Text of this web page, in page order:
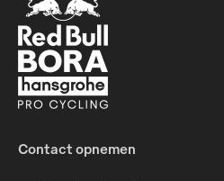
Contact opnemen